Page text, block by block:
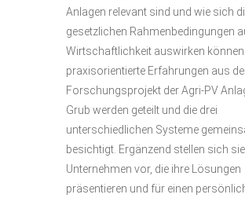
Anlagen relevant sind und wie sich
gesetzlichen Rahmenbedingungen
Wirtschaftlichkeit auswirken
praxisorientierte Erfahrungen aus
Forschungsprojekt der Agri-PV
Grub werden geteilt und die drei
unterschiedlichen Systeme
besichtigt. Ergänzend stellen sich
Unternehmen vor, die ihre Lösungen
präsentieren und für einen